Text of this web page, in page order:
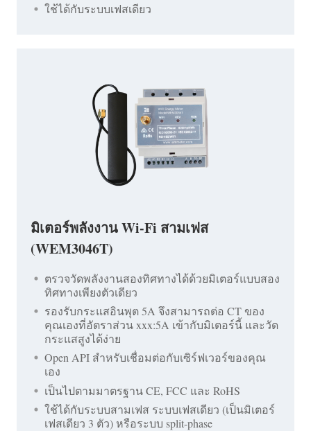
ใช้ได้กับระบบเฟสเดียว
มิเตอร์พลังงาน Wi-Fi สามเฟส
(WEM3046T)
ตรวจวัดพลังงานสองทิศทางได้ด้วยมิเตอร์แบบสอง
ทิศทางเพียงตัวเดียว
รองรับกระแสอินพุต 5A จึงสามารถต่อ CT ของ
คุณเองที่อัตราส่วน xxx:5A เข้ากับมิเตอร์นี้ และวัด
กระแสสูงได้ง่าย
Open API สำหรับเชื่อมต่อกับเซิร์ฟเวอร์ของคุณ
เอง
เป็นไปตามมาตรฐาน CE, FCC และ RoHS
ใช้ได้กับระบบสามเฟส ระบบเฟสเดียว (เป็นมิเตอร์
เฟสเดียว 3 ตัว) หรือระบบ split-phase